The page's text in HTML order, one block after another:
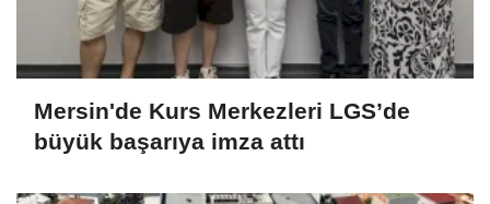
Mersin'de Kurs Merkezleri LGS’de
büyük başarıya imza attı